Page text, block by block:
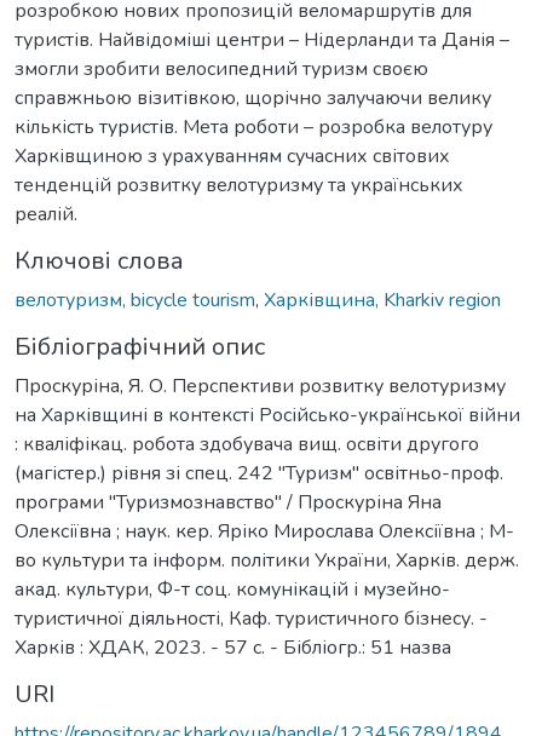
розробкою нових пропозицій веломаршрутів для
туристів. Найвідоміші центри – Нідерланди та Данія –
змогли зробити велосипедний туризм своєю
справжньою візитівкою, щорічно залучаючи велику
кількість туристів. Мета роботи – розробка велотуру
Харківщиною з урахуванням сучасних світових
тенденцій розвитку велотуризму та українських
реалій.
Ключові слова
велотуризм, bicycle tourism, Харківщина, Kharkiv region
Бібліографічний опис
Проскуріна, Я. О. Перспективи розвитку велотуризму
на Харківщині в контексті Російсько-української війни
: кваліфікац. робота здобувача вищ. освіти другого
(магістер.) рівня зі спец. 242 "Туризм" освітньо-проф.
програми "Туризмознавство" / Проскуріна Яна
Олексіївна ; наук. кер. Яріко Мирослава Олексіївна ; М-
во культури та інформ. політики України, Харків. держ.
акад. культури, Ф-т соц. комунікацій і музейно-
туристичної діяльності, Каф. туристичного бізнесу. -
Харків : ХДАК, 2023. - 57 с. - Бібліогр.: 51 назва
URI